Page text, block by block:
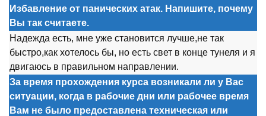
Избавление от панических атак. Напишите, почему
Вы так считаете.
Надежда есть, мне уже становится лучше,не так
быстро,как хотелось бы, но есть свет в конце тунеля и я
двигаюсь в правильном направлении.
За время прохождения курса возникали ли у Вас
ситуации, когда в рабочие дни или рабочее время
Вам не было предоставлена техническая или